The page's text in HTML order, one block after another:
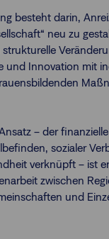
besteht darin,
neu zu
und Innovation mit
– der
sozialer
verknüpft – ist
zwischen
und